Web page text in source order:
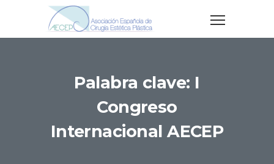
Palabra clave: I
Congreso
Internacional AECEP